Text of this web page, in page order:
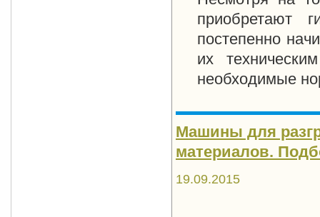
приобретают
постепенно
их
необходимые
Машины для
материалов.
19.09.2015